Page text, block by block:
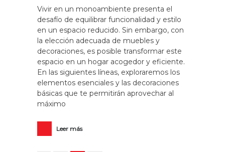
Vivir en un monoambiente presenta el
desafío de equilibrar funcionalidad y estilo
en un espacio reducido. Sin embargo, con
la elección adecuada de muebles y
decoraciones, es posible transformar este
espacio en un hogar acogedor y eficiente.
En las siguientes líneas, exploraremos los
elementos esenciales y las decoraciones
básicas que te permitirán aprovechar al
máximo
Leer más